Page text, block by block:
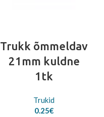
Trukk õmmeldav
21mm kuldne
1tk
Trukid
0.25€